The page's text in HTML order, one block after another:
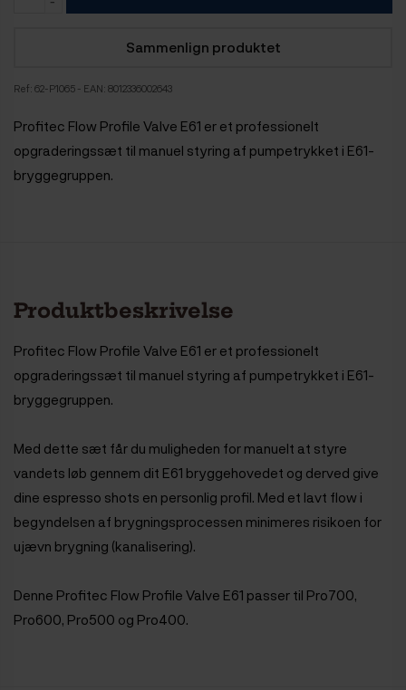
Sammenlign produktet
Ref: 62-P1065 - EAN: 8012336002643
Profitec Flow Profile Valve E61 er et professionelt
opgraderingssæt til manuel styring af pumpetrykket i E61-
bryggegruppen.
Produktbeskrivelse
Profitec Flow Profile Valve E61 er et professionelt
opgraderingssæt til manuel styring af pumpetrykket i E61-
bryggegruppen.
Med dette sæt får du muligheden for manuelt at styre
vandets løb gennem dit E61 bryggehovedet og derved give
dine espresso shots en personlig profil. Med et lavt flow i
begyndelsen af ​​brygningsprocessen minimeres risikoen for
ujævn brygning (kanalisering).
Denne Profitec Flow Profile Valve E61 passer til Pro700,
Pro600, Pro500 og Pro400.